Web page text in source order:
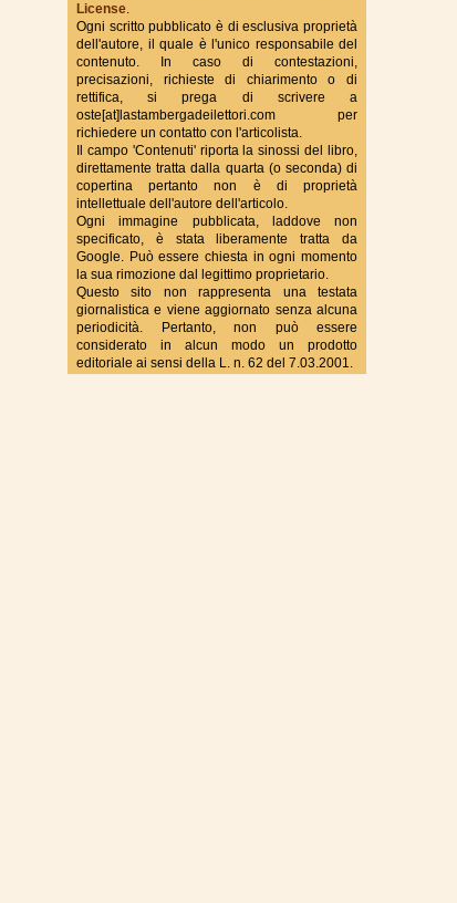
License.
Ogni scritto pubblicato è di esclusiva proprietà
dell'autore, il quale è l'unico responsabile del
contenuto. In caso di contestazioni,
precisazioni, richieste di chiarimento o di
rettifica, si prega di scrivere a
oste[at]lastambergadeilettori.com per
richiedere un contatto con l'articolista.
Il campo 'Contenuti' riporta la sinossi del libro,
direttamente tratta dalla quarta (o seconda) di
copertina pertanto non è di proprietà
intellettuale dell'autore dell'articolo.
Ogni immagine pubblicata, laddove non
specificato, è stata liberamente tratta da
Google. Può essere chiesta in ogni momento
la sua rimozione dal legittimo proprietario.
Questo sito non rappresenta una testata
giornalistica e viene aggiornato senza alcuna
periodicità. Pertanto, non può essere
considerato in alcun modo un prodotto
editoriale ai sensi della L. n. 62 del 7.03.2001.